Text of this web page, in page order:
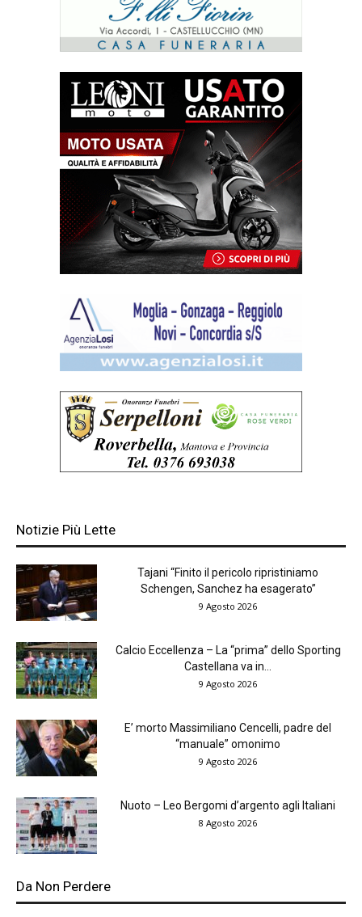
Notizie Più Lette
Tajani “Finito il pericolo ripristiniamo
Schengen, Sanchez ha esagerato”
9 Agosto 2026
Calcio Eccellenza – La “prima” dello Sporting
Castellana va in...
9 Agosto 2026
E’ morto Massimiliano Cencelli, padre del
“manuale” omonimo
9 Agosto 2026
Nuoto – Leo Bergomi d’argento agli Italiani
8 Agosto 2026
Da Non Perdere